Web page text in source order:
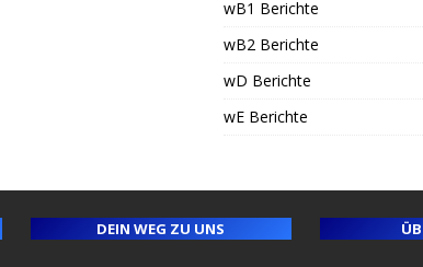
wB1 Berichte
wB2 Berichte
wD Berichte
wE Berichte
DEIN WEG ZU UNS